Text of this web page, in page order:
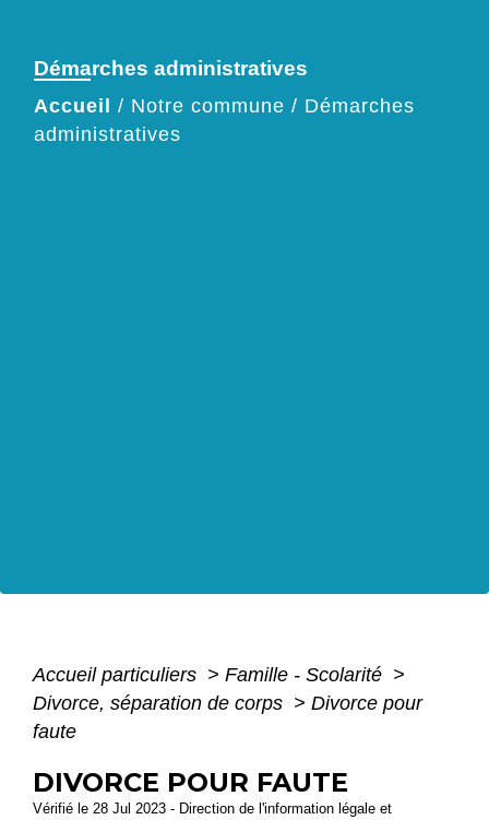
Démarches administratives
Accueil / Notre commune / Démarches
administratives
Accueil particuliers > Famille - Scolarité >
Divorce, séparation de corps > Divorce pour
faute
DIVORCE POUR FAUTE
Vérifié le 28 Jul 2023 - Direction de l'information légale et